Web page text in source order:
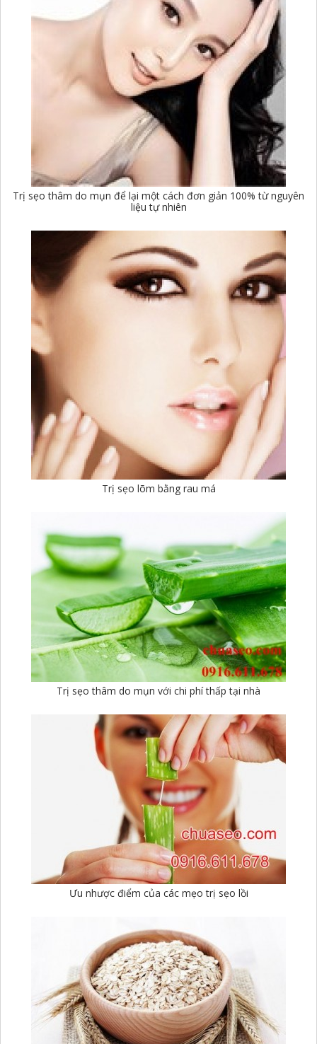
Trị sẹo thâm do mụn để lại một cách đơn giản 100% từ nguyên
liệu tự nhiên
Trị sẹo lõm bằng rau má
Trị sẹo thâm do mụn với chi phí thấp tại nhà
Ưu nhược điểm của các mẹo trị sẹo lồi